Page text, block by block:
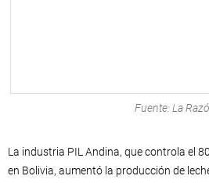
Fuente: La
La industria PIL Andina, que controla el
en Bolivia, aumentó la producción de